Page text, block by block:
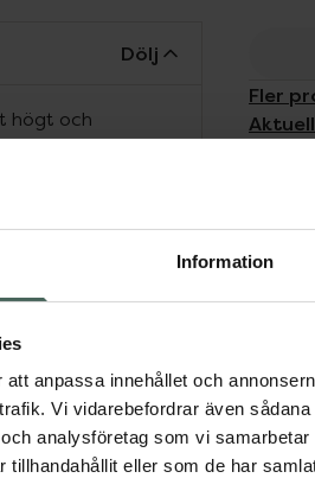
Information
anpassa innehållet och
Vi vidarebefordrar även
analysföretag som vi
tillhandahållit eller som de har
Fler
Dölj
högt och
eller hud med
ger huden en
enkel att
användas över
50